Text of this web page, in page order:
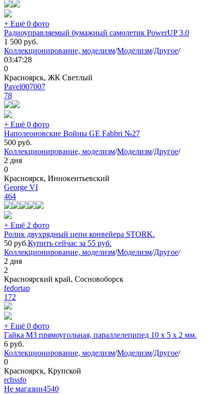
+ Ещё 0 фото
Радиоуправляемый бумажный самолетик PowerUP 3.0
1 500 руб.
Коллекционирование, моделизм/Моделизм/Другое/
03:47:28
0
Красноярск, ЖК Светлый
Pavel007007
78
+ Ещё 0 фото
Наполеоновские Войны GE Fabbri №27
500 руб.
Коллекционирование, моделизм/Моделизм/Другое/
2 дня
0
Красноярск, Иннокентьевский
George VI
464
+ Ещё 2 фото
Ролик двухрядный цепи конвейера STORK.
50 руб.Купить сейчас за 55 руб.
Коллекционирование, моделизм/Моделизм/Другое/
2 дня
2
Красноярский край, Сосновоборск
fedortap
172
+ Ещё 0 фото
Гайка М3 прямоугольная, параллелепипед 10 х 5 х 2 мм.
6 руб.
Коллекционирование, моделизм/Моделизм/Другое/
0
Красноярск, Крупской
rchssfo
Не магазин4540